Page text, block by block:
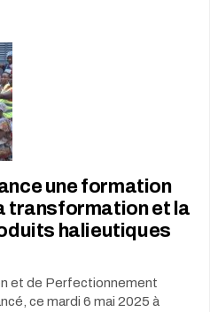
une formation
transformation et la
halieutiques
et de Perfectionnement
ce mardi 6 mai 2025 à